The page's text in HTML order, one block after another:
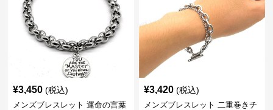
¥3,450 (税込)
メンズブレスレット 運命の言葉
¥3,420 (税込)
メンズブレスレット 二重巻きチ